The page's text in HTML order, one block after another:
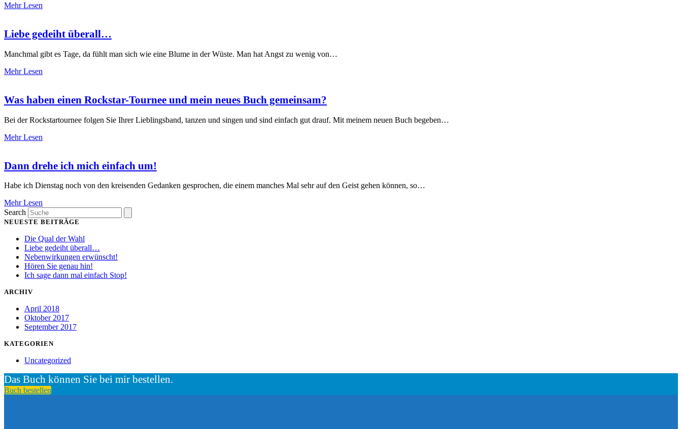
Mehr Lesen
Liebe gedeiht überall…
Manchmal gibt es Tage, da fühlt man sich wie eine Blume in der Wüste. Man hat Angst zu wenig von…
Mehr Lesen
Was haben einen Rockstar-Tournee und mein neues Buch gemeinsam?
Bei der Rockstartournee folgen Sie Ihrer Lieblingsband, tanzen und singen und sind einfach gut drauf. Mit meinem neuen Buch begeben…
Mehr Lesen
Dann drehe ich mich einfach um!
Habe ich Dienstag noch von den kreisenden Gedanken gesprochen, die einem manches Mal sehr auf den Geist gehen können, so…
Mehr Lesen
Search
NEUESTE BEITRÄGE
Die Qual der Wahl
Liebe gedeiht überall…
Nebenwirkungen erwünscht!
Hören Sie genau hin!
Ich sage dann mal einfach Stop!
ARCHIV
April 2018
Oktober 2017
September 2017
KATEGORIEN
Uncategorized
Das Buch können Sie bei mir bestellen.
Buch bestellen